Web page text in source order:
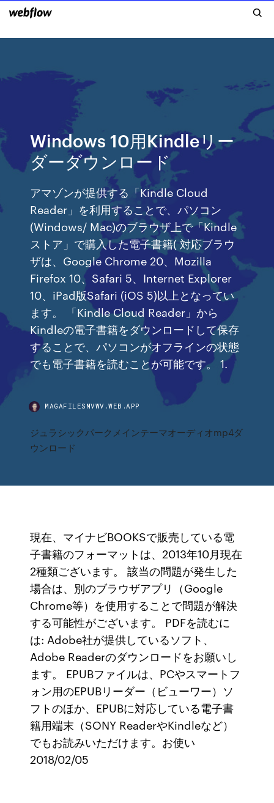
Windows 10用Kindleリー
ダーダウンロード
アマゾンが提供する「Kindle Cloud
Reader」を利用することで、パソコン
(Windows/ Mac)のブラウザ上で「Kindle
ストア」で購入した電子書籍( 対応ブラウ
ザは、Google Chrome 20、Mozilla
Firefox 10、Safari 5、Internet Explorer
10、iPad版Safari (iOS 5)以上となってい
ます。 「Kindle Cloud Reader」から
Kindleの電子書籍をダウンロードして保存
することで、パソコンがオフラインの状態
でも電子書籍を読むことが可能です。 1.
MAGAFILESMVWV.WEB.APP
ジュラシックパークメインテーマオーディオmp4ダ
ウンロード
現在、マイナビBOOKSで販売している電
子書籍のフォーマットは、2013年10月現在
2種類ございます。 該当の問題が発生した
場合は、別のブラウザアプリ（Google
Chrome等）を使用することで問題が解決
する可能性がございます。 PDFを読むに
は: Adobe社が提供しているソフト、
Adobe Readerのダウンロードをお願いし
ます。 EPUBファイルは、PCやスマートフ
ォン用のEPUBリーダー（ビューワー）ソ
フトのほか、EPUBに対応している電子書
籍用端末（SONY ReaderやKindleなど）
でもお読みいただけます。お使い
2018/02/05